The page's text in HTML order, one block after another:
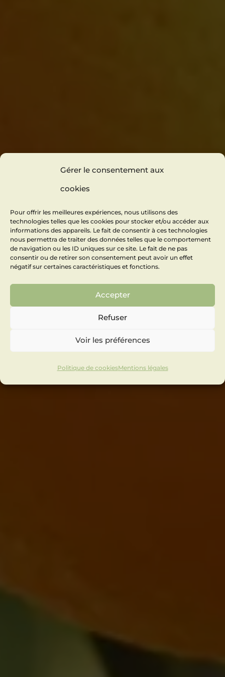
Gérer le consentement aux
cookies
Pour offrir les meilleures expériences, nous utilisons des
technologies telles que les cookies pour stocker et/ou accéder aux
informations des appareils. Le fait de consentir à ces technologies
nous permettra de traiter des données telles que le comportement
de navigation ou les ID uniques sur ce site. Le fait de ne pas
consentir ou de retirer son consentement peut avoir un effet
négatif sur certaines caractéristiques et fonctions.
Accepter
Refuser
Voir les préférences
Politique de cookiesMentions légales